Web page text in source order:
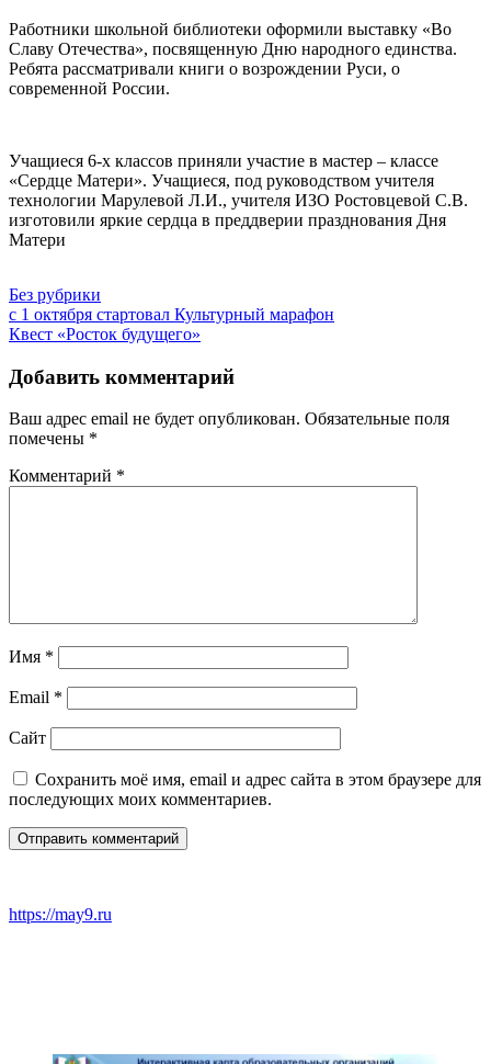
Работники школьной библиотеки оформили выставку «Во
Славу Отечества», посвященную Дню народного единства.
Ребята рассматривали книги о возрождении Руси, о
современной России.
Учащиеся 6-х классов приняли участие в мастер – классе
«Сердце Матери». Учащиеся, под руководством учителя
технологии Марулевой Л.И., учителя ИЗО Ростовцевой С.В.
изготовили яркие сердца в преддверии празднования Дня
Матери
Без рубрики
Навигация
по
записям
c 1 октября стартовал Культурный марафон
Квест «Росток будущего»
Добавить комментарий
Ваш адрес email не будет опубликован. Обязательные поля
помечены *
Комментарий *
Имя *
Email *
Сайт
Сохранить моё имя, email и адрес сайта в этом браузере для
последующих моих комментариев.
https://may9.ru